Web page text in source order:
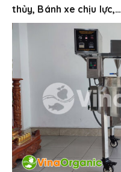
thủy, Bánh xe chịu lực,…